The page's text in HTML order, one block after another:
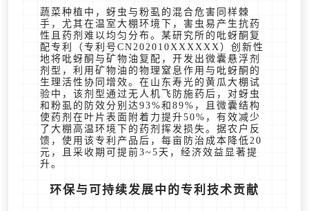
蔬菜种植中，蚜虫与粉虱的混合危害同样棘
手，尤其在温室大棚环境下，害虫易产生抗药
性且药剂难以均匀分布。某研究所的吡蚜酮复
配专利（专利号CN202010XXXXXX）创新性
地将吡蚜酮与矿物油复配，开发出微囊悬浮剂
剂型，利用矿物油的物理窒息作用与吡蚜酮的
生理活性协同增效。在山东寿光的黄瓜大棚试
验中，该剂型通过无人机飞防施药后，对蚜虫
和粉虱的防效分别达93%和89%，且微囊结构
使药剂在叶片表面附着力提升50%，有效减少
了大棚高温环境下的药剂挥发损失。据农户反
馈，使用该专利产品后，每亩防治成本降低20
元，且采收期可提前3~5天，经济效益显著提
升。
环保与可持续发展中的专利技术贡献